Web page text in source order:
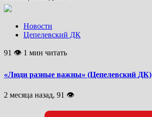
Новости
Цепелевский ДК
91 👁 1 мин читать
«Люди разные важны» (Цепелевский ДК)
2 месяца назад, 91 👁